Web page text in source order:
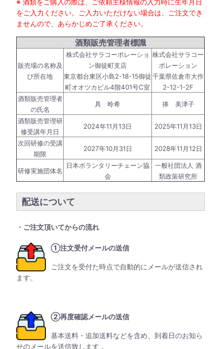
※ 酒類をご購入の際は、ご依頼主様情報の入力時に生年月日
をご入力ください。ご入力いただけない場合は、ご注文でき
ませんので、あらかじめご了承ください。
酒類販売管理者標識
販売場の名称及
び所在地
株式会社サラコーポレーショ
ン御徒町支店
東京都台東区小島2-18-15御徒
町オオツカビル4階401号C室
株式会社サラコー
ポレーション
千葉県佐倉市大作
2-12-1-2F
酒類販売管理者
の氏名
具 昤希 捧 美津子
酒類販売管理研
修受講年月日
2024年11月13日 2025年11月13日
次回研修の受講
期限
2027年10月31日 2028年11月12日
研修実施団体名
日本ボランタリーチェーン協
会
一般社団法人 酒
類政策研究所
配送について
・ご注文頂いてからの流れ
①注文受付メールの送信
ご注文を受付た時点で自動的にメールが送信され
ます。
②再度確認メールの送信
基本送料・追加送料などを含め、到着日のお知ら
せのメールを送信致します 。